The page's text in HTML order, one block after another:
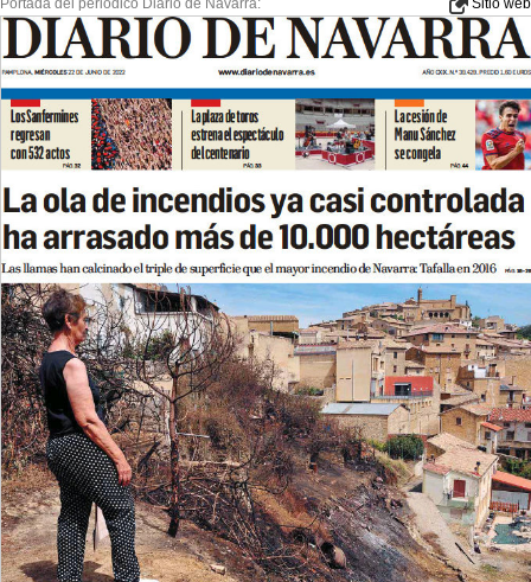
Portada del periodico Diario de Navarra: Sitio web